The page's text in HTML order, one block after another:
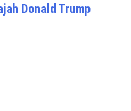
Donald Trump